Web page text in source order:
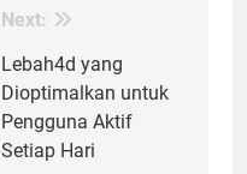
Next:
Lebah4d yang
Dioptimalkan untuk
Pengguna Aktif
Setiap Hari